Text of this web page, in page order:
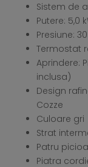
Sistem de
Putere: 5,0
Presiune:
Termostat
Aprindere:
inclusa)
Design
Cozze
Culoare gri
Strat
Patru
Piatra